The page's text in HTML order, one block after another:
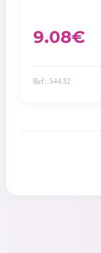
9.08€
Ref: 54432